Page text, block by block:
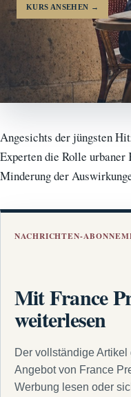
KURS ANSEHEN →
Angesichts der jüngsten
Experten die Rolle
Minderung der
NACHRICHTEN-
Mit France
weiterlesen
Der vollständige
Angebot von France
Werbung lesen oder